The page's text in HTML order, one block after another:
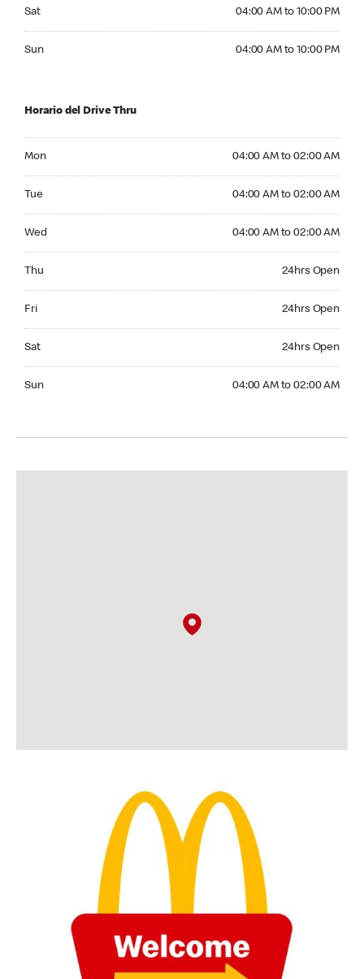
Sat 04:00 AM to 10:00 PM
Sun 04:00 AM to 10:00 PM
Horario del Drive Thru
Mon 04:00 AM to 02:00 AM
Tue 04:00 AM to 02:00 AM
Wed 04:00 AM to 02:00 AM
Thu 24hrs Open
Fri 24hrs Open
Sat 24hrs Open
Sun 04:00 AM to 02:00 AM